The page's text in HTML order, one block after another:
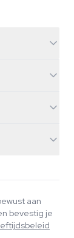
aan
bevestig je